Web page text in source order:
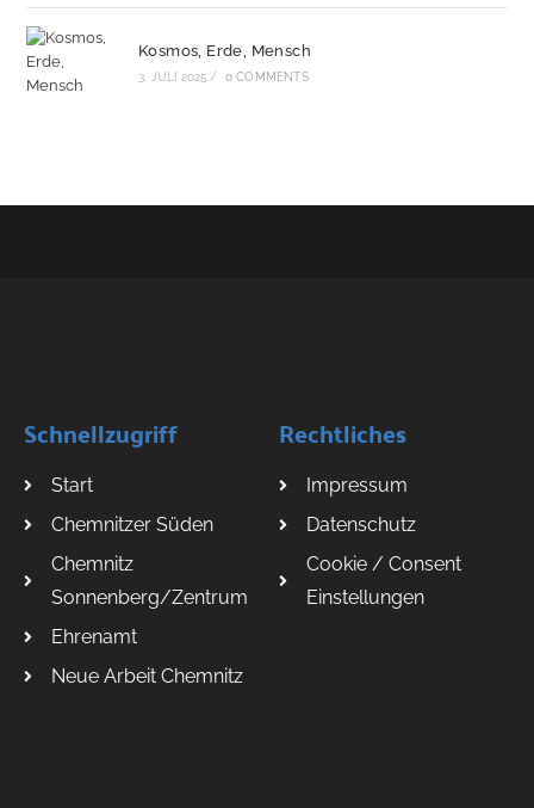
Kosmos, Erde, Mensch
3. JULI 2025 / 0 COMMENTS
Schnellzugriff
Start
Chemnitzer Süden
Chemnitz
Sonnenberg/Zentrum
Ehrenamt
Neue Arbeit Chemnitz
Rechtliches
Impressum
Datenschutz
Cookie / Consent
Einstellungen